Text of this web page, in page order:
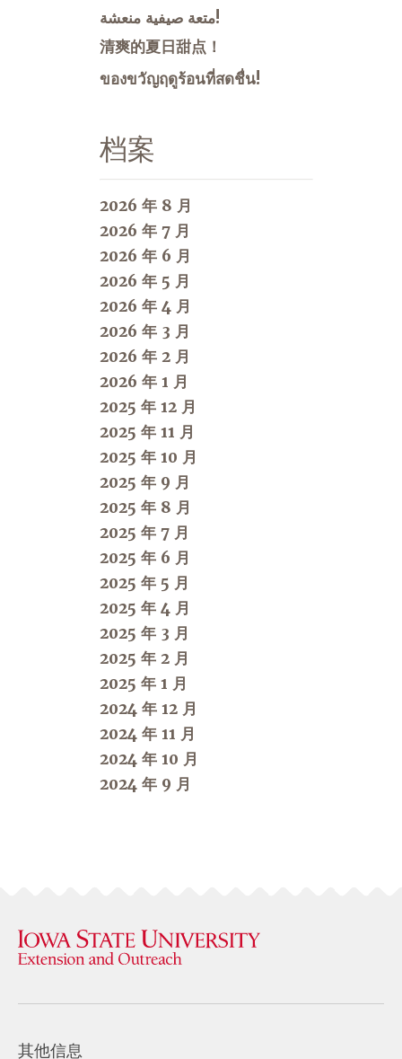
متعة صيفية منعشة!
清爽的夏日甜点！
ของขวัญฤดูร้อนที่สดชื่น!
档案
2026 年 8 月
2026 年 7 月
2026 年 6 月
2026 年 5 月
2026 年 4 月
2026 年 3 月
2026 年 2 月
2026 年 1 月
2025 年 12 月
2025 年 11 月
2025 年 10 月
2025 年 9 月
2025 年 8 月
2025 年 7 月
2025 年 6 月
2025 年 5 月
2025 年 4 月
2025 年 3 月
2025 年 2 月
2025 年 1 月
2024 年 12 月
2024 年 11 月
2024 年 10 月
2024 年 9 月
其他信息